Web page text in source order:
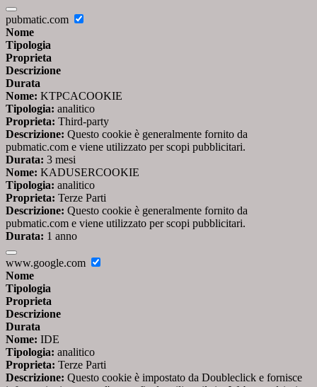
pubmatic.com
Nome
Tipologia
Proprieta
Descrizione
Durata
Nome: KTPCACOOKIE
Tipologia: analitico
Proprieta: Third-party
Descrizione: Questo cookie è generalmente fornito da
pubmatic.com e viene utilizzato per scopi pubblicitari.
Durata: 3 mesi
Nome: KADUSERCOOKIE
Tipologia: analitico
Proprieta: Terze Parti
Descrizione: Questo cookie è generalmente fornito da
pubmatic.com e viene utilizzato per scopi pubblicitari.
Durata: 1 anno
www.google.com
Nome
Tipologia
Proprieta
Descrizione
Durata
Nome: IDE
Tipologia: analitico
Proprieta: Terze Parti
Descrizione: Questo cookie è impostato da Doubleclick e fornisce